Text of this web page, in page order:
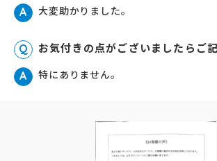
A 大変助かりました。
Q お気付きの点がございましたらご記
A 特にありません。